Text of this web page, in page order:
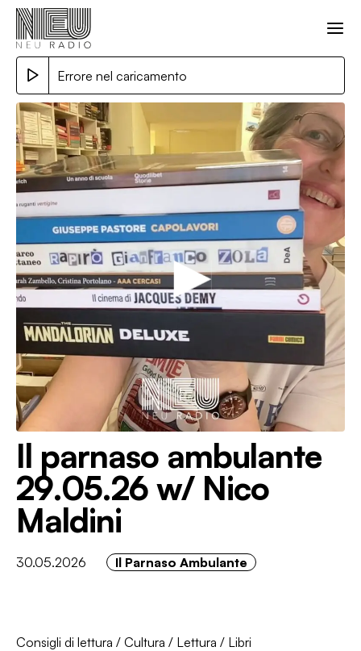
Errore nel caricamento
Il parnaso ambulante
29.05.26 w/ Nico
Maldini
30.05.2026 Il Parnaso Ambulante
Consigli di lettura / Cultura / Lettura / Libri